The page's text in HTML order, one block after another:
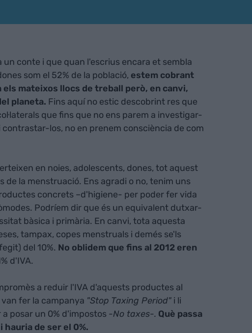
conte i que quan l'escrius encara et sembla
som el 52% de la població, estem cobrant
els mateixos llocs de treball però, en canvi,
planeta. Fins aquí no estic descobrint res que
que fins que no ens parem a investigar-
los, no en prenem consciència de com
en noies, adolescents, dones, tot aquest
de la menstruació. Ens agradi o no, tenim uns
concrets –d'higiene- per poder fer vida
Podríem dir que és un equivalent dutxar-
bàsica i primària. En canvi, tota aquesta
tampax, copes menstruals i demés se'ls
del 10%. No oblidem que fins al 2012 eren
d'IVA.
a reduir l'IVA d'aquests productes al
fer la campanya "Stop Taxing Period"i li
a posar un 0% d'impostos -No taxes-. Què passa
hauria de ser el 0%.